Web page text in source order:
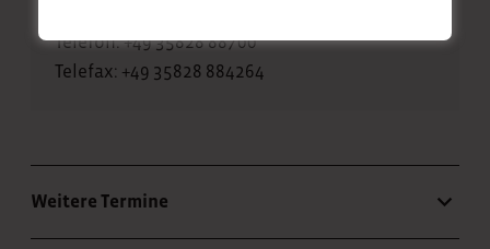
Telefon: +49 35828 88700
Telefax: +49 35828 884264
Weitere Termine